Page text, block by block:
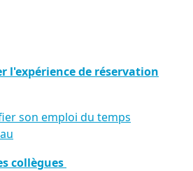
l'expérience de réservation
son emploi du temps
collègues